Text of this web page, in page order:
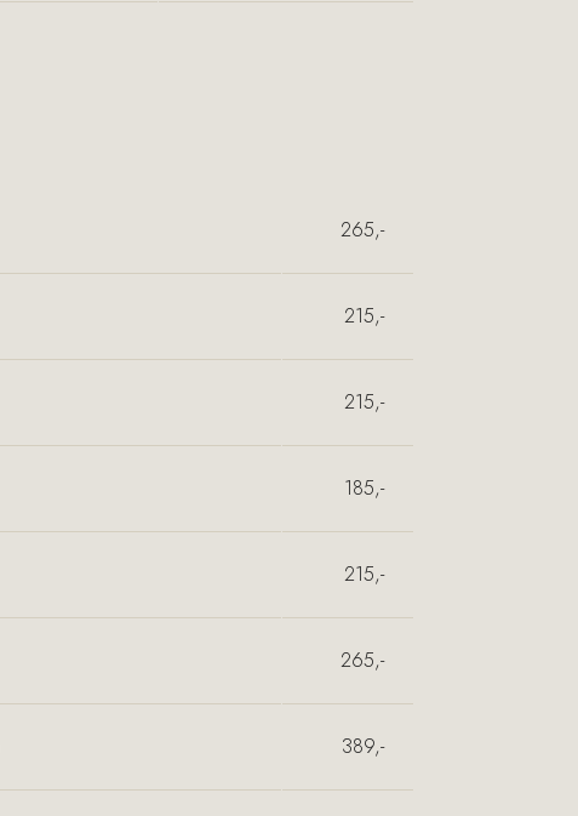
265,-
215,-
215,-
185,-
215,-
265,-
389,-